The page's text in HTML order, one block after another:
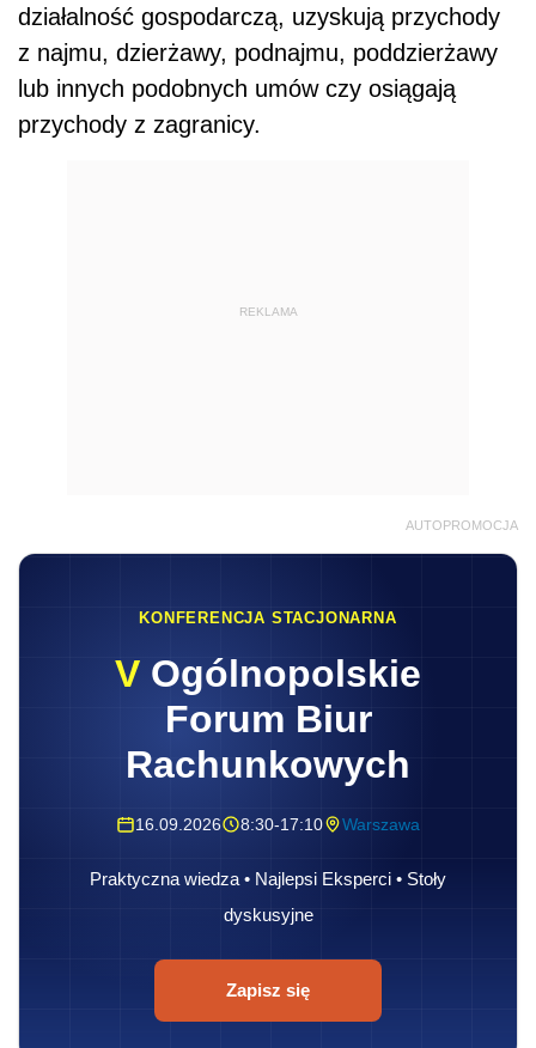
działalność gospodarczą, uzyskują przychody
z najmu, dzierżawy, podnajmu, poddzierżawy
lub innych podobnych umów czy osiągają
przychody z zagranicy.
REKLAMA
AUTOPROMOCJA
KONFERENCJA STACJONARNA
V Ogólnopolskie
Forum Biur
Rachunkowych
16.09.2026 8:30-17:10 Warszawa
Praktyczna wiedza • Najlepsi Eksperci • Stoły
dyskusyjne
Zapisz się